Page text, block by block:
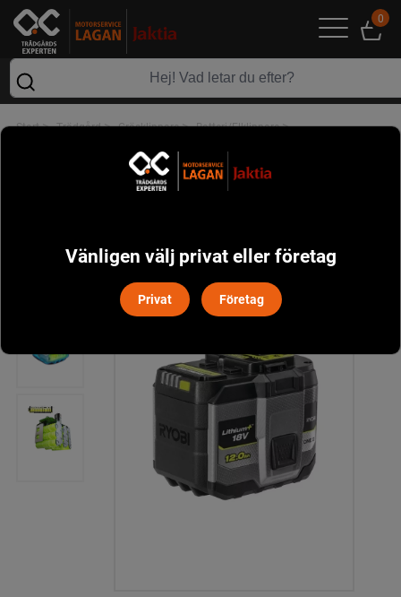
0
Start> Trädgård> Gräsklippare> Batteri/Elklippare>
Ryobi RB18120T 18V Lithium+™ HIGH ENERGY Batteri 12,0Ah
Vänligen välj privat eller företag
Privat Företag